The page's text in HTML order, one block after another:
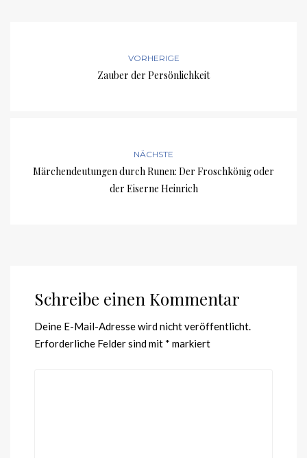
VORHERIGE
Zauber der Persönlichkeit
NÄCHSTE
Märchendeutungen durch Runen: Der Froschkönig oder
der Eiserne Heinrich
Schreibe einen Kommentar
Deine E-Mail-Adresse wird nicht veröffentlicht.
Erforderliche Felder sind mit * markiert